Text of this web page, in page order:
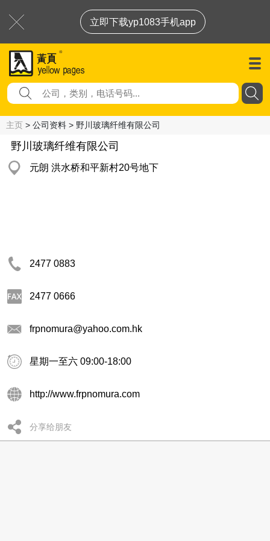
立即下载yp1083手机app
主页 > 公司资料 > 野川玻璃纤维有限公司
野川玻璃纤维有限公司
元朗 洪水桥和平新村20号地下
2477 0883
2477 0666
frpnomura@yahoo.com.hk
星期一至六 09:00-18:00
http://www.frpnomura.com
分享给朋友